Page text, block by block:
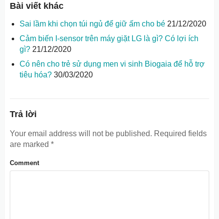
Bài viết khác
Sai lầm khi chọn túi ngủ để giữ ấm cho bé 21/12/2020
Cảm biến I-sensor trên máy giặt LG là gì? Có lợi ích
gì? 21/12/2020
Có nên cho trẻ sử dụng men vi sinh Biogaia để hỗ trợ
tiêu hóa? 30/03/2020
Trả lời
Your email address will not be published. Required fields
are marked *
Comment